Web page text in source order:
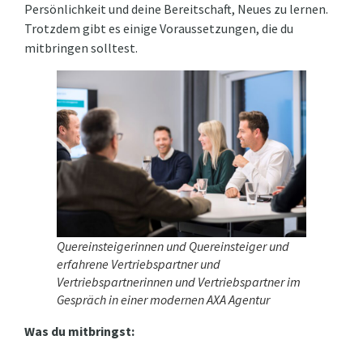
Persönlichkeit und deine Bereitschaft, Neues zu lernen.
Trotzdem gibt es einige Voraussetzungen, die du
mitbringen solltest.
Quereinsteigerinnen und Quereinsteiger und
erfahrene Vertriebspartner und
Vertriebspartnerinnen und Vertriebspartner im
Gespräch in einer modernen AXA Agentur
Was du mitbringst: